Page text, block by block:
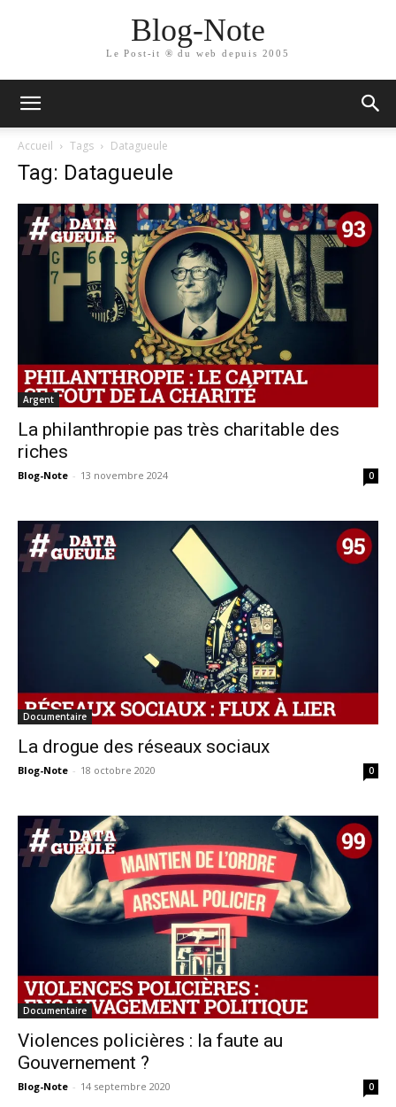
Blog-Note
Le Post-it ® du web depuis 2005
Accueil Tags Datagueule
Tag: Datagueule
Argent
La philanthropie pas très charitable des
riches
Blog-Note - 13 novembre 2024 0
Documentaire
La drogue des réseaux sociaux
Blog-Note - 18 octobre 2020 0
Documentaire
Violences policières : la faute au
Gouvernement ?
Blog-Note - 14 septembre 2020 0